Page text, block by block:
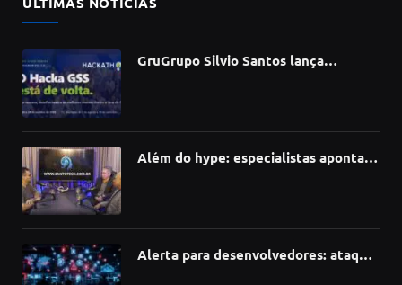
GruGrupo Silvio Santos lança
Além do hype: especialistas apontam
Alerta para desenvolvedores: ataque